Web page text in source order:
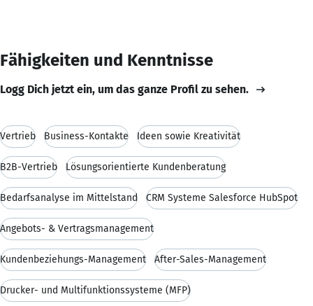
Fähigkeiten und Kenntnisse
Logg Dich jetzt ein, um das ganze Profil zu sehen.
Vertrieb Business-Kontakte Ideen sowie Kreativität
B2B-Vertrieb Lösungsorientierte Kundenberatung
Bedarfsanalyse im Mittelstand CRM Systeme Salesforce HubSpot
Angebots- & Vertragsmanagement
Kundenbeziehungs-Management After-Sales-Management
Drucker- und Multifunktionssysteme (MFP)